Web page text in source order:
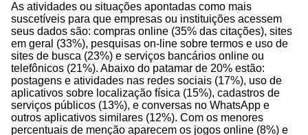
As atividades ou situações apontadas como mais
suscetíveis para que empresas ou instituições acessem
seus dados são: compras online (35% das citações), sites
em geral (33%), pesquisas on-line sobre termos e uso de
sites de busca (23%) e serviços bancários online ou
telefônicos (21%). Abaixo do patamar de 20% estão:
postagens e atividades nas redes sociais (17%), uso de
aplicativos sobre localização física (15%), cadastros de
serviços públicos (13%), e conversas no WhatsApp e
outros aplicativos similares (12%). Com os menores
percentuais de menção aparecem os jogos online (8%) e